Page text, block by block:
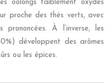
oolongs faiblement oxydés
proche des thés verts, avec
À l’inverse, les
développent des arômes
ou les épices.